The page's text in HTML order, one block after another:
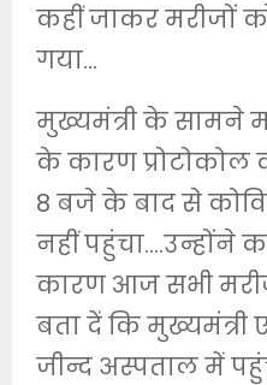
कहीं जाकर मरीजों
गया…
मुख्यमंत्री के सामने
के कारण प्रोटोकोल
8 बजे के बाद से
नहीं पहुंचा….उन्होंने
कारण आज सभी
बता दें कि
जीन्द अस्पताल में